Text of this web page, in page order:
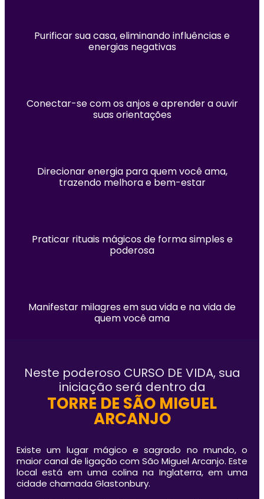
Purificar sua casa, eliminando influências e
energias negativas
Conectar-se com os anjos e aprender a ouvir
suas orientações
Direcionar energia para quem você ama,
trazendo melhora e bem-estar
Praticar rituais mágicos de forma simples e
poderosa
Manifestar milagres em sua vida e na vida de
quem você ama
Neste poderoso CURSO DE VIDA, sua
iniciação será dentro da
TORRE DE SÃO MIGUEL
ARCANJO
Existe um lugar mágico e sagrado no mundo, o
maior canal de ligação com São Miguel Arcanjo. Este
local está em uma colina na Inglaterra, em uma
cidade chamada Glastonbury.